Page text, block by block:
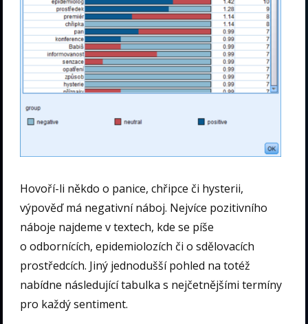
Hovoří-li někdo o panice, chřipce či hysterii,
výpověď má negativní náboj. Nejvíce pozitivního
náboje najdeme v textech, kde se píše
o odbornících, epidemiolozích či o sdělovacích
prostředcích. Jiný jednodušší pohled na totéž
nabídne následující tabulka s nejčetnějšími termíny
pro každý sentiment.